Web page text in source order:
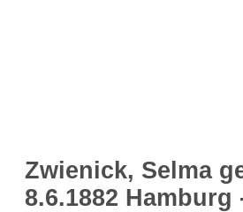
Zwienick, Selma
8.6.1882 Hamburg